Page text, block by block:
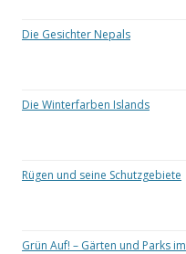
Die Gesichter Nepals
Die Winterfarben Islands
Rügen und seine Schutzgebiete
Grün Auf! – Gärten und Parks im